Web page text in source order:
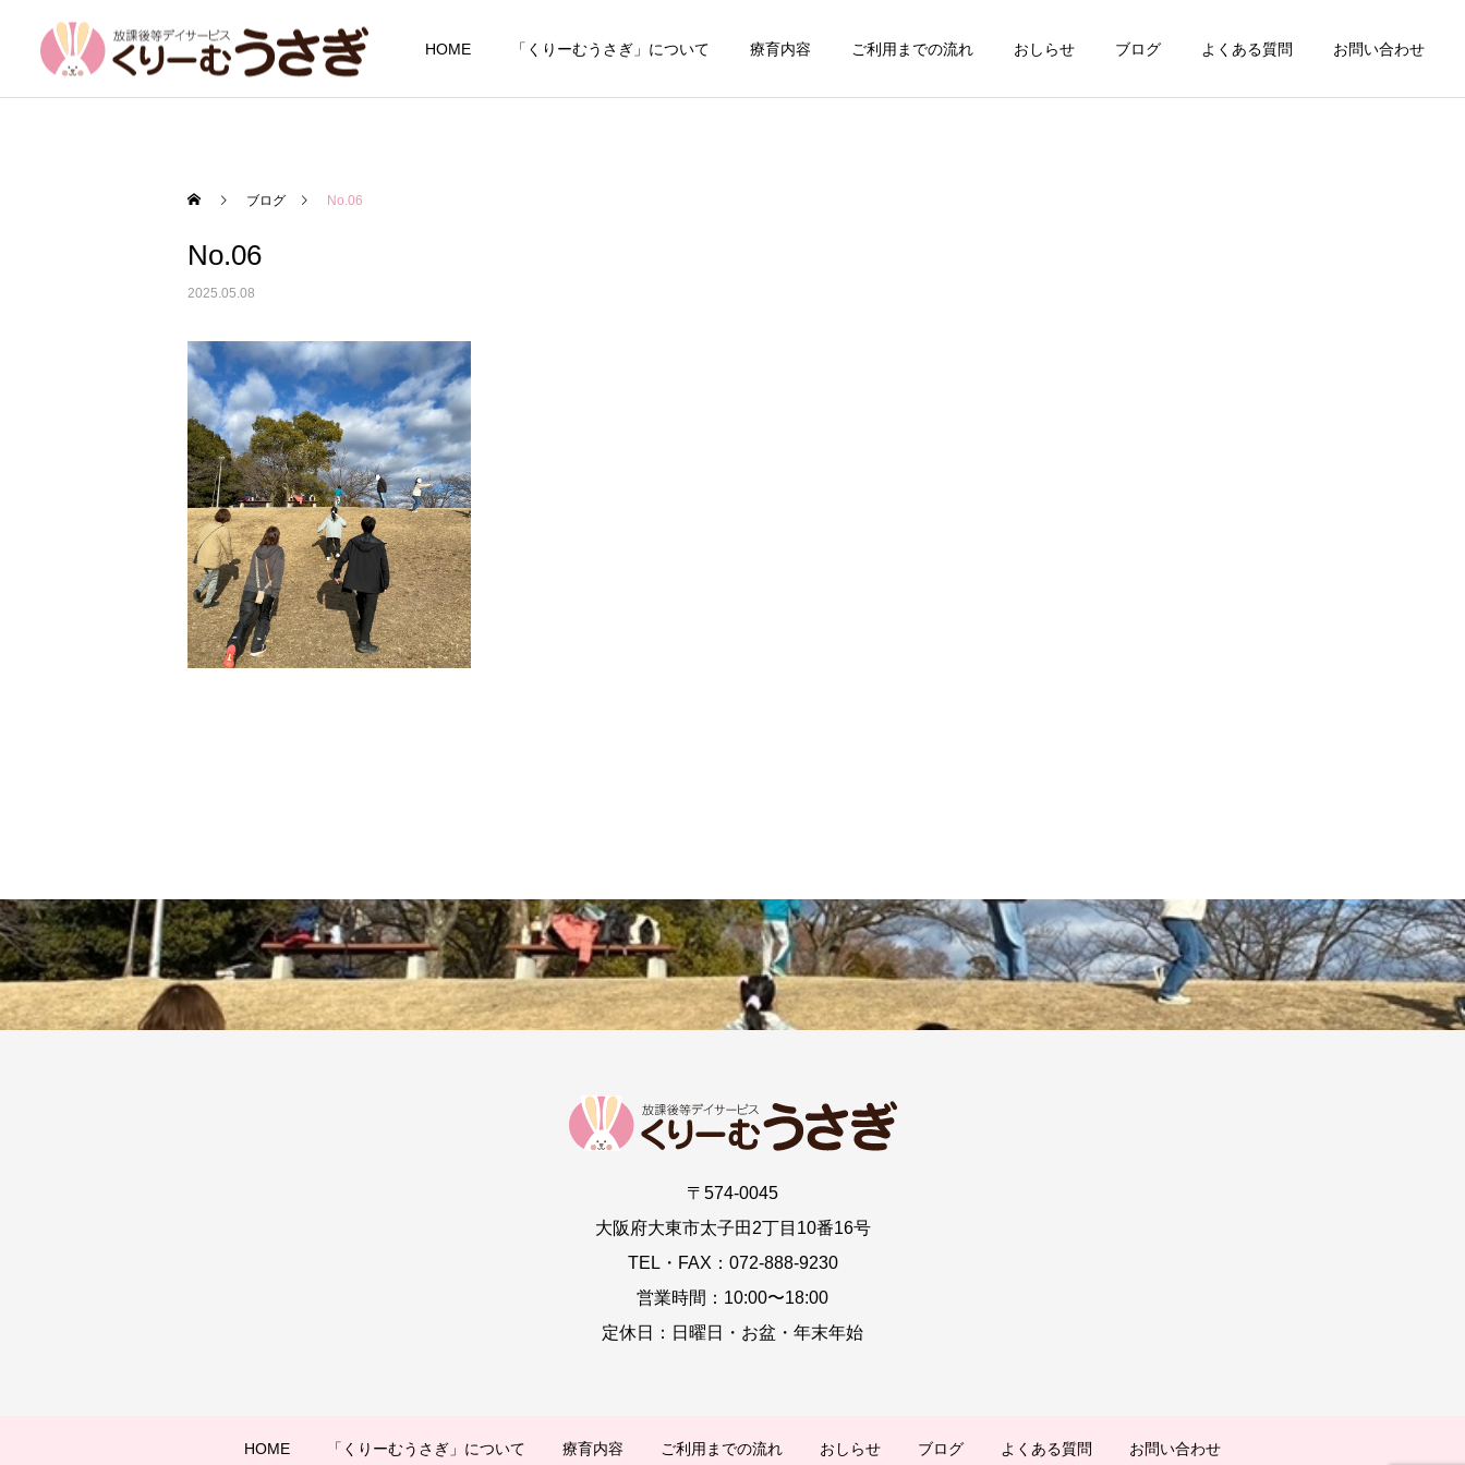
HOME 「くりーむうさぎ」について 療育内容 ご利用までの流れ おしらせ ブログ よくある質問 お問い合わせ
ブログ No.06
No.06
2025.05.08
〒574-0045
大阪府大東市太子田2丁目10番16号
TEL・FAX：072-888-9230
営業時間：10:00〜18:00
定休日：日曜日・お盆・年末年始
HOME 「くりーむうさぎ」について 療育内容 ご利用までの流れ おしらせ ブログ よくある質問 お問い合わせ